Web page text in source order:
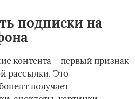
подписки на
контента – первый признак
рассылки. Это
получает